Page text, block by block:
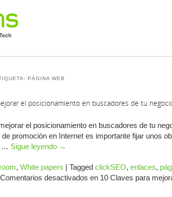
PÁGINA WEB
el posicionamiento en buscadores de tu
el posicionamiento en buscadores de tu
promoción en Internet es importante fijar unos
… Sigue leyendo →
, White papers | Tagged clickSEO, enlaces,
Comentarios desactivados en 10 Claves para